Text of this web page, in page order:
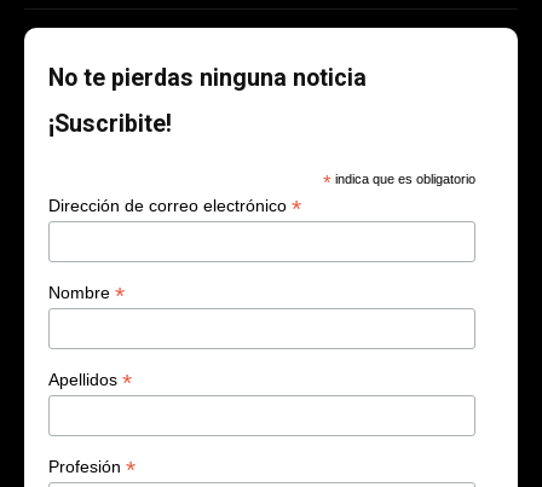
No te pierdas ninguna noticia
¡Suscribite!
* indica que es obligatorio
Dirección de correo electrónico *
Nombre *
Apellidos *
Profesión *